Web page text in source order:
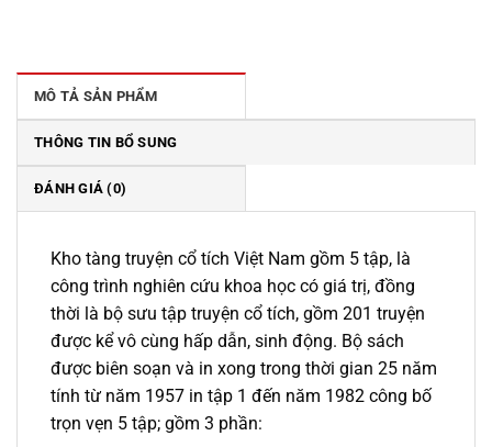
MÔ TẢ SẢN PHẨM
THÔNG TIN BỔ SUNG
ĐÁNH GIÁ (0)
Kho tàng truyện cổ tích Việt Nam gồm 5 tập, là
công trình nghiên cứu khoa học có giá trị, đồng
thời là bộ sưu tập truyện cổ tích, gồm 201 truyện
được kể vô cùng hấp dẫn, sinh động. Bộ sách
được biên soạn và in xong trong thời gian 25 năm
tính từ năm 1957 in tập 1 đến năm 1982 công bố
trọn vẹn 5 tập; gồm 3 phần: